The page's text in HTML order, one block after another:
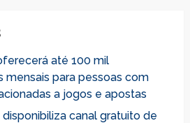
até 100 mil
para pessoas com
a jogos e apostas
disponibiliza canal gratuito de